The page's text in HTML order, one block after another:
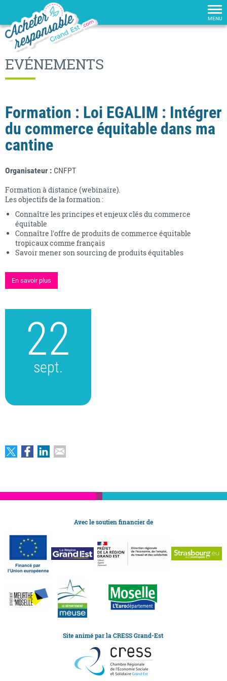
MENU
EVÉNEMENTS
Formation : Loi EGALIM : Intégrer
du commerce équitable dans ma
cantine
Organisateur : CNFPT
Formation à distance (webinaire).
Les objectifs de la formation :
Connaître les principes et enjeux clés du commerce
équitable
Connaître l'offre de produits de commerce équitable
tropicaux comme français
Savoir mener son sourcing de produits équitables
En savoir plus
22
sept.
Avec le soutien financier de
Site animé par la CRESS Grand-Est